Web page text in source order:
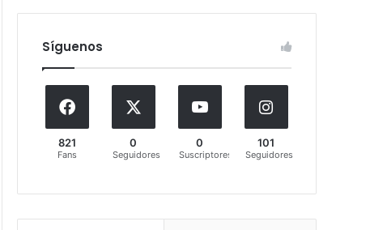
Síguenos
821
Fans
0
Seguidores
0
Suscriptores
101
Seguidores